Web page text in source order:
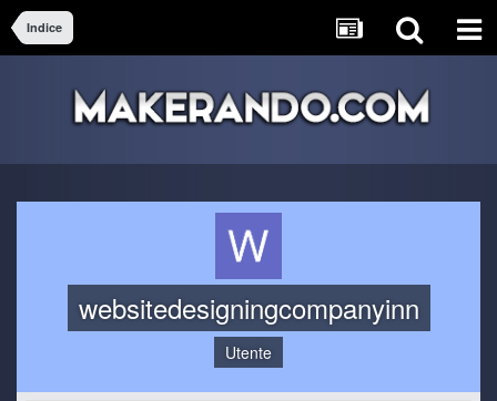
Indice
websitedesigningcompanyinn
Utente